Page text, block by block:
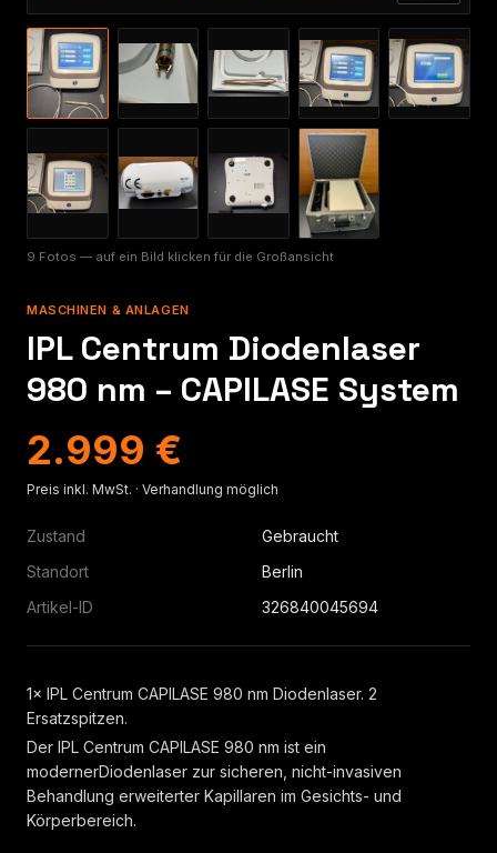
9 Fotos — auf ein Bild klicken für die Großansicht
MASCHINEN & ANLAGEN
IPL Centrum Diodenlaser
980 nm – CAPILASE System
2.999 €
Preis inkl. MwSt. · Verhandlung möglich
Zustand
Gebraucht
Standort
Berlin
Artikel-ID
326840045694
1× IPL Centrum CAPILASE 980 nm Diodenlaser. 2
Ersatzspitzen.
Der IPL Centrum CAPILASE 980 nm ist ein
modernerDiodenlaser zur sicheren, nicht-invasiven
Behandlung erweiterter Kapillaren im Gesichts- und
Körperbereich.